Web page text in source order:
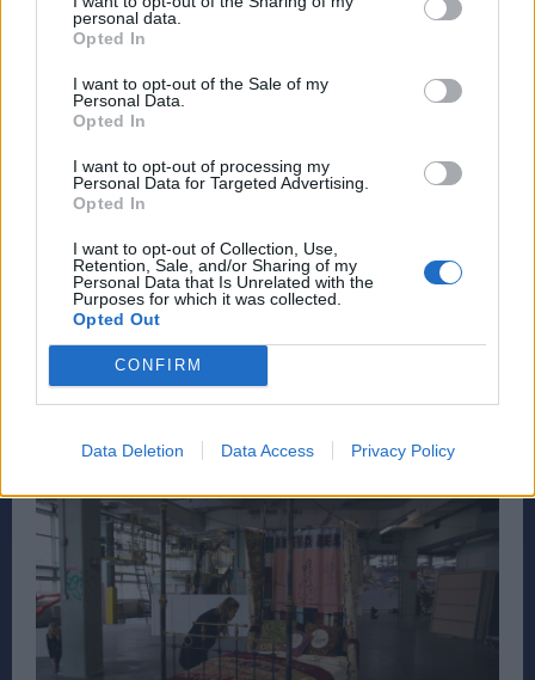
personal data.
Opted In
I want to opt-out of the Sale of my
Personal Data.
Opted In
I want to opt-out of processing my
Personal Data for Targeted Advertising.
Opted In
I want to opt-out of Collection, Use,
Retention, Sale, and/or Sharing of my
Personal Data that Is Unrelated with the
Purposes for which it was collected.
Opted Out
CONFIRM
Data Deletion Data Access Privacy Policy
βγήκε σε δημοπρασία στον οίκο Christie’s στο
Λονδίνοκαι πουλήθηκε έναντι 2,5 εκατομμυρίων
λιρών(τιμή κατακύρωσης συν προμήθεια αγοραστή)
υπερδιπλάσιο της αρχικής εκτίμησης
. Παρόλο
αγοραστής, ο γνωστός Γερμανός επιχειρηματίας και
συλλέκτης τέχνης Κόμης Christian Duerckheim,
παραχώρησε γενναιόδωρα το έργο με δεκαετή
δανεισμό στο μουσείο. «Πάντα θαύμαζα την
ειλικρίνεια της Tracey, αλλά αγόρασα το My Bed
επειδή είναι μια μεταφορά της ζωής», δήλωσε λίγο
μετά την αγορά του, «
προβλήματα και πεθαίνει η λογική».